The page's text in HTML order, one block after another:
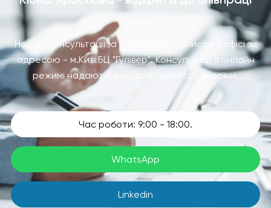
Надаю консультації за попереднім записом в офісі за
адресою - м.Київ БЦ "Гулівер". Консультації в онлайн
режимі надаються по всій території України.
Час роботи: 9:00 - 18:00.
WhatsApp
Linkedin